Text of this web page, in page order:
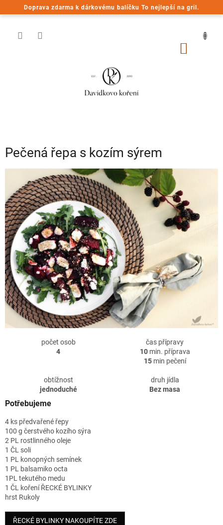
Doprava zdarma k dárkovému balíčku To nejlepší na gril.
na
Pečená řepa s kozím sýrem
počet osob
4
čas přípravy
10min. příprava
15min pečení
obtížnost
jednoduché
druh jídla
Bez masa
Potřebujeme
4 ks předvařené řepy
100 g čerstvého kozího sýra
2 PL rostlinného oleje
1 ČL soli
1 PL konopných semínek
1 PL balsamiko octa
1PL tekutého medu
1 ČL koření ŘECKÉ BYLINKY
hrst Rukoly
ŘECKÉ BYLINKY NAKOUPÍTE ZDE